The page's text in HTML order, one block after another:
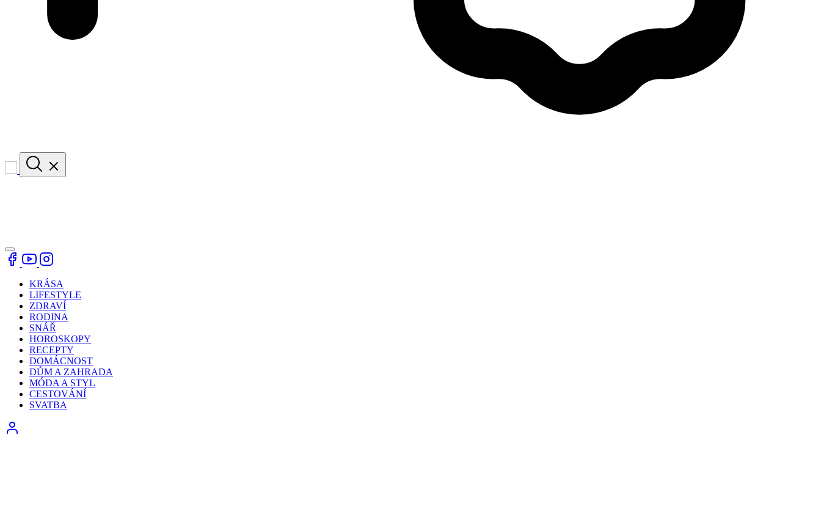
KRÁSA
LIFESTYLE
ZDRAVÍ
RODINA
SNÁŘ
HOROSKOPY
RECEPTY
DOMÁCNOST
DŮM A ZAHRADA
MÓDA A STYL
CESTOVÁNÍ
SVATBA